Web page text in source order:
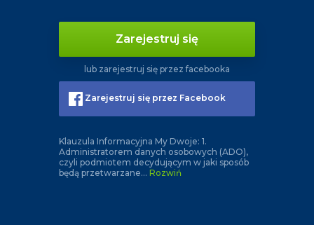
Zarejestruj się
lub zarejestruj się przez facebooka
Zarejestruj się przez Facebook
Klauzula Informacyjna My Dwoje: 1.
Administratorem danych osobowych (ADO),
czyli podmiotem decydującym w jaki sposób
będą przetwarzane... Rozwiń